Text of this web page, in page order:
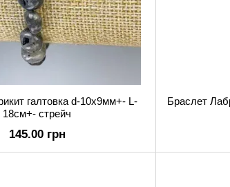
галтовка d-10х9мм+- L-
18см+- стрейч
145.00 грн
Браслет